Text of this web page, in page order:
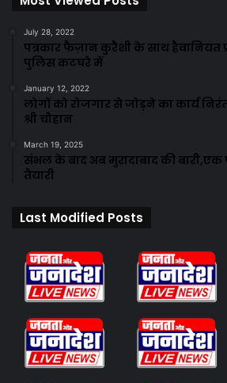
July 28, 2022
पत्रकार फैज़ान कुरैशी के साथ
पुलिस कटघरे में
January 12, 2022
लोगों को रोजगार से जोड़ने का कार्य
श्री चौहान
March 19, 2025
संभल के बाद अब मुरादाबाद की बारी,एक
तैयारी
Last Modified Posts